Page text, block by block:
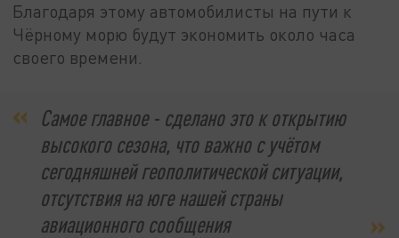
Благодаря этому автомобилисты на пути к
Чёрному морю будут экономить около часа
своего времени.
Самое главное - сделано это к открытию
высокого сезона, что важно с учётом
сегодняшней геополитической ситуации,
отсутствия на юге нашей страны
авиационного сообщения